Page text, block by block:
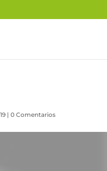
|0 Comentarios